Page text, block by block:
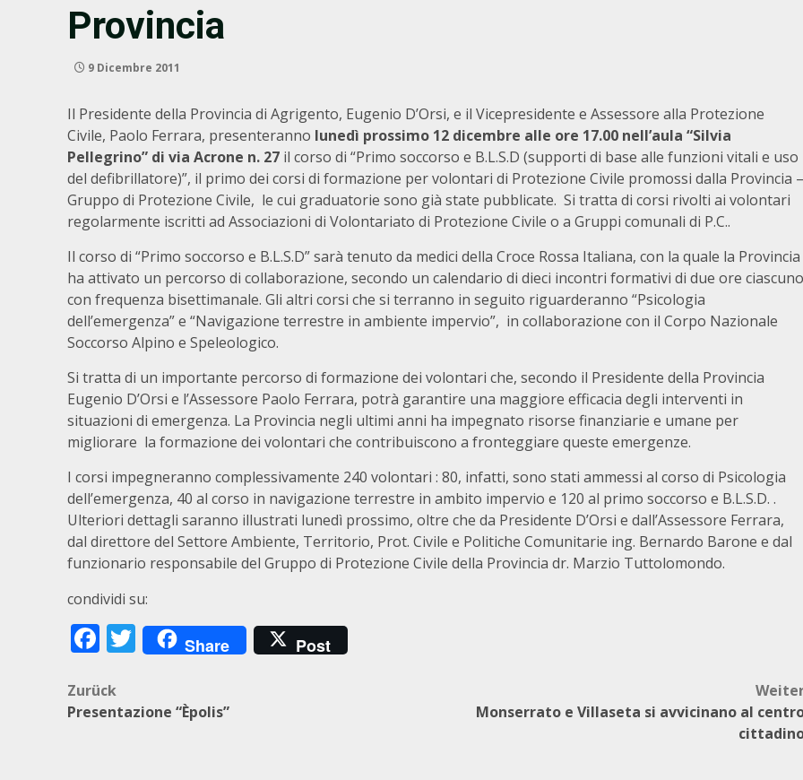
Provincia
9 Dicembre 2011
Il Presidente della Provincia di Agrigento, Eugenio D’Orsi, e il Vicepresidente e Assessore alla Protezione
Civile, Paolo Ferrara, presenteranno lunedì prossimo 12 dicembre alle ore 17.00 nell’aula “Silvia
Pellegrino” di via Acrone n. 27 il corso di “Primo soccorso e B.L.S.D (supporti di base alle funzioni vitali e uso
del defibrillatore)”, il primo dei corsi di formazione per volontari di Protezione Civile promossi dalla Provincia –
Gruppo di Protezione Civile, le cui graduatorie sono già state pubblicate. Si tratta di corsi rivolti ai volontari
regolarmente iscritti ad Associazioni di Volontariato di Protezione Civile o a Gruppi comunali di P.C..
Il corso di “Primo soccorso e B.L.S.D” sarà tenuto da medici della Croce Rossa Italiana, con la quale la Provincia
ha attivato un percorso di collaborazione, secondo un calendario di dieci incontri formativi di due ore ciascuno
con frequenza bisettimanale. Gli altri corsi che si terranno in seguito riguarderanno “Psicologia
dell’emergenza” e “Navigazione terrestre in ambiente impervio”, in collaborazione con il Corpo Nazionale
Soccorso Alpino e Speleologico.
Si tratta di un importante percorso di formazione dei volontari che, secondo il Presidente della Provincia
Eugenio D’Orsi e l’Assessore Paolo Ferrara, potrà garantire una maggiore efficacia degli interventi in
situazioni di emergenza. La Provincia negli ultimi anni ha impegnato risorse finanziarie e umane per
migliorare la formazione dei volontari che contribuiscono a fronteggiare queste emergenze.
I corsi impegneranno complessivamente 240 volontari : 80, infatti, sono stati ammessi al corso di Psicologia
dell’emergenza, 40 al corso in navigazione terrestre in ambito impervio e 120 al primo soccorso e B.L.S.D. .
Ulteriori dettagli saranno illustrati lunedì prossimo, oltre che da Presidente D’Orsi e dall’Assessore Ferrara,
dal direttore del Settore Ambiente, Territorio, Prot. Civile e Politiche Comunitarie ing. Bernardo Barone e dal
funzionario responsabile del Gruppo di Protezione Civile della Provincia dr. Marzio Tuttolomondo.
condividi su:
Facebook
Twitter
Share Post
Beitragsnavigation
Zurück
Presentazione “Èpolis”
Monserrato e Villaseta si avvicinano al